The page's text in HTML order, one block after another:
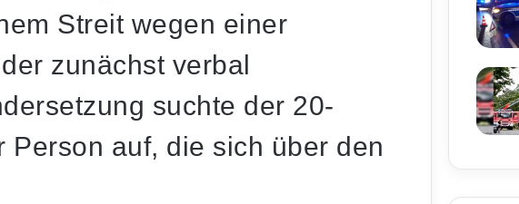
Streit wegen einer
zunächst verbal
suchte der 20-
auf, die sich über den